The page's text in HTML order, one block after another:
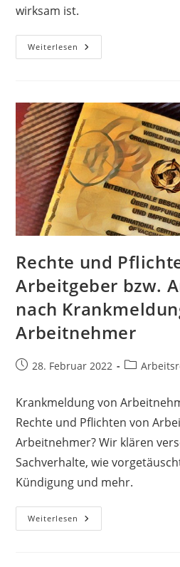
wirksam ist.
Weiterlesen
Rechte und
Arbeitgeber bzw.
nach
Arbeitnehmer
28. Februar 2022
Krankmeldung von
Rechte und Pflichten von
Arbeitnehmer? Wir klären
Sachverhalte, wie
Kündigung und mehr.
Weiterlesen